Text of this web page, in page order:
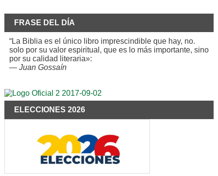
FRASE DEL DÍA
“La Biblia es el único libro imprescindible que hay, no.
solo por su valor espiritual, que es lo más importante, sino
por su calidad literaria»:
— Juan Gossaín
ELECCIONES 2026